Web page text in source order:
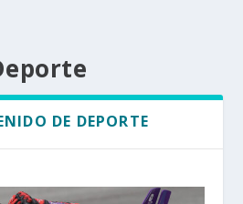
DE DEPORTE